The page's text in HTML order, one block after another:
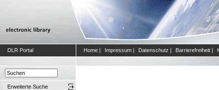
DLR Portal Home | Impressum | Datenschutz | Barrierefreiheit |
Erweiterte Suche